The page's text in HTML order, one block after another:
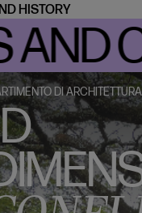
HISTORY
DI